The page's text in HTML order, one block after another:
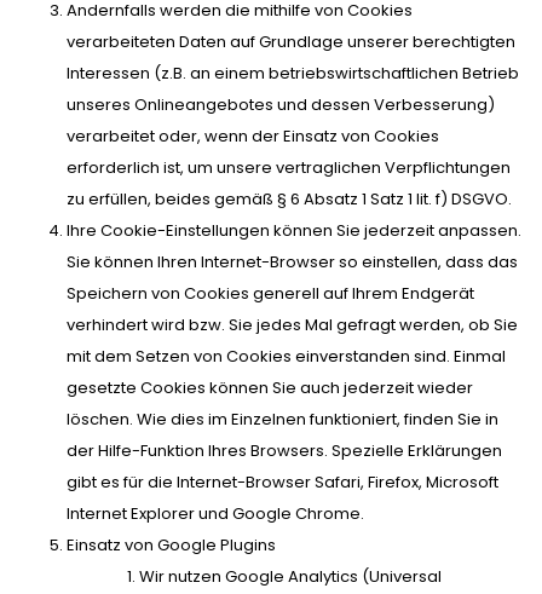
Andernfalls werden die mithilfe von Cookies
verarbeiteten Daten auf Grundlage unserer berechtigten
Interessen (z.B. an einem betriebswirtschaftlichen Betrieb
unseres Onlineangebotes und dessen Verbesserung)
verarbeitet oder, wenn der Einsatz von Cookies
erforderlich ist, um unsere vertraglichen Verpflichtungen
zu erfüllen, beides gemäß § 6 Absatz 1 Satz 1 lit. f) DSGVO.
Ihre Cookie-Einstellungen können Sie jederzeit anpassen.
Sie können Ihren Internet-Browser so einstellen, dass das
Speichern von Cookies generell auf Ihrem Endgerät
verhindert wird bzw. Sie jedes Mal gefragt werden, ob Sie
mit dem Setzen von Cookies einverstanden sind. Einmal
gesetzte Cookies können Sie auch jederzeit wieder
löschen. Wie dies im Einzelnen funktioniert, finden Sie in
der Hilfe-Funktion Ihres Browsers. Spezielle Erklärungen
gibt es für die Internet-Browser Safari, Firefox, Microsoft
Internet Explorer und Google Chrome.
Einsatz von Google Plugins
Wir nutzen Google Analytics (Universal